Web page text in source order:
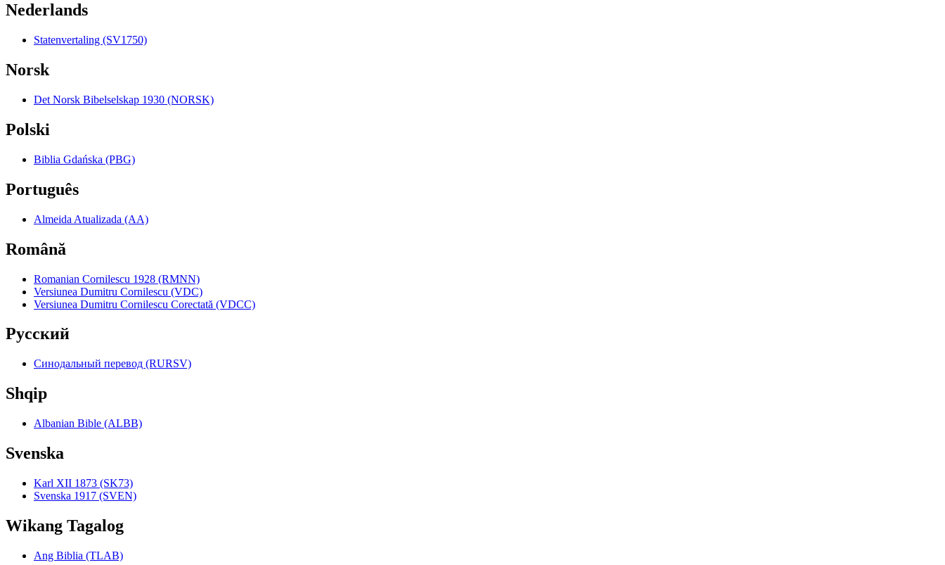
Nederlands
Statenvertaling (SV1750)
Norsk
Det Norsk Bibelselskap 1930 (NORSK)
Polski
Biblia Gdańska (PBG)
Português
Almeida Atualizada (AA)
Română
Romanian Cornilescu 1928 (RMNN)
Versiunea Dumitru Cornilescu (VDC)
Versiunea Dumitru Cornilescu Corectată (VDCC)
Pyccкий
Синодальный перевод (RURSV)
Shqip
Albanian Bible (ALBB)
Svenska
Karl XII 1873 (SK73)
Svenska 1917 (SVEN)
Wikang Tagalog
Ang Biblia (TLAB)